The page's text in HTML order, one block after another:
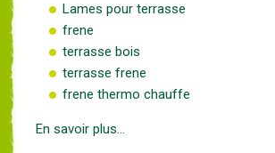
Lames pour terrasse
frene
terrasse bois
terrasse frene
frene thermo chauffe
En savoir plus...